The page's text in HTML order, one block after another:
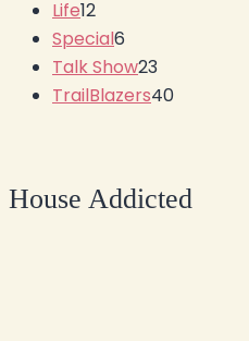
Life12
Special6
Talk Show23
TrailBlazers40
House Addicted